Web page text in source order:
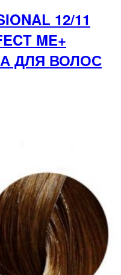
12/11
ME+
ДЛЯ ВОЛОС